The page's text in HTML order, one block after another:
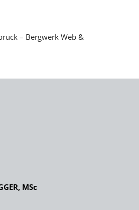
– Bergwerk Web &
MSc